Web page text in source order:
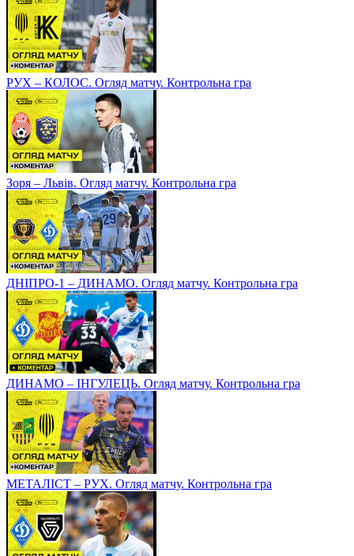
РУХ – КОЛОС. Огляд матчу. Контрольна гра
Зоря – Львів. Огляд матчу. Контрольна гра
ДНІПРО-1 – ДИНАМО. Огляд матчу. Контрольна гра
ДИНАМО – ІНГУЛЕЦЬ. Огляд матчу. Контрольна гра
МЕТАЛІСТ – РУХ. Огляд матчу. Контрольна гра